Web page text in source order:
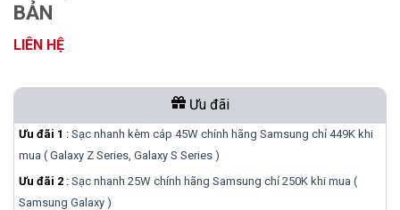
BẢN
LIÊN HỆ
Ưu đãi
Ưu đãi 1 : Sạc nhanh kèm cáp 45W chính hãng Samsung chỉ 449K khi
mua ( Galaxy Z Series, Galaxy S Series )
Ưu đãi 2 : Sạc nhanh 25W chính hãng Samsung chỉ 250K khi mua (
Samsung Galaxy )